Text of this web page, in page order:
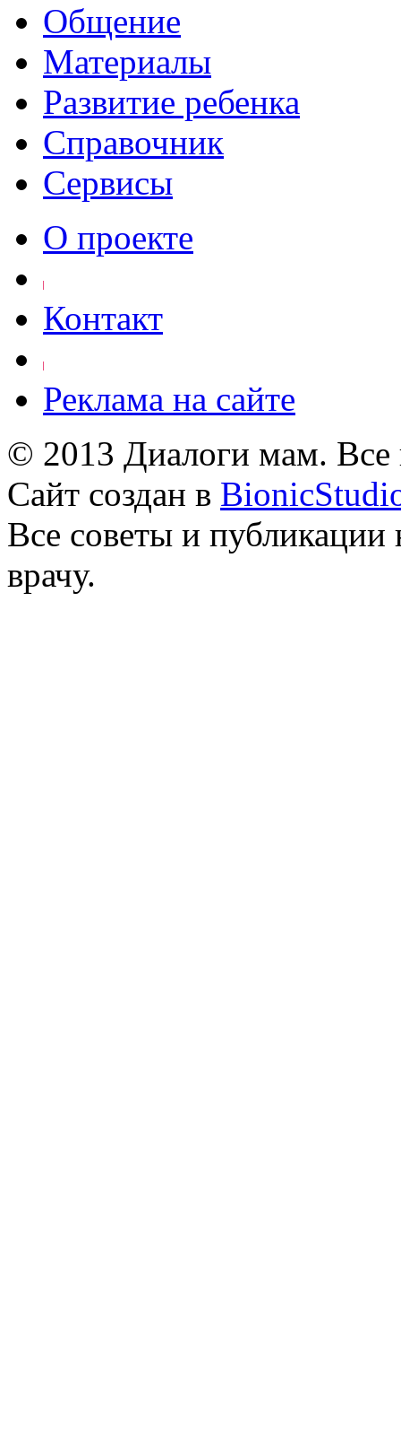
Общение
Материалы
Развитие ребенка
Справочник
Сервисы
О проекте
Контакт
Реклама на сайте
© 2013 Диалоги мам.
Сайт создан в
Все советы и публикации
врачу.